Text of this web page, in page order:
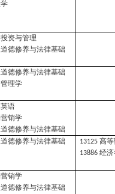
资与管理
德修养与法律基础
德修养与法律基础
理学
语
销学
德修养与法律基础
德修养与法律基础 13125 高
13886经
销学
德修养与法律基础